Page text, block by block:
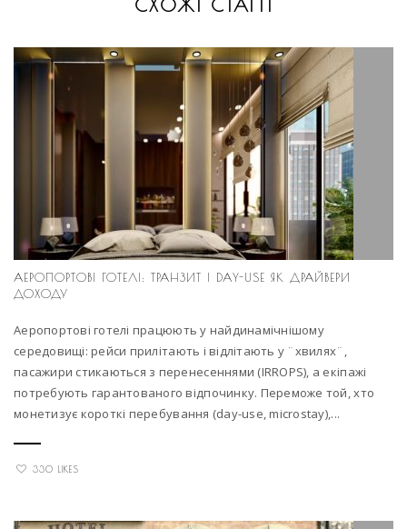
СХОЖІ СТАТТІ
АЕРОПОРТОВІ ГОТЕЛІ: ТРАНЗИТ І DAY-USE ЯК ДРАЙВЕРИ
ДОХОДУ
Аеропортові готелі працюють у найдинамічнішому
середовищі: рейси прилітають і відлітають у ¨хвилях¨,
пасажири стикаються з перенесеннями (IRROPS), а екіпажі
потребують гарантованого відпочинку. Переможе той, хто
монетизує короткі перебування (day-use, microstay),...
330 LIKES